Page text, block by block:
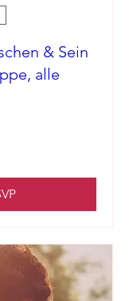
& Sein
alle